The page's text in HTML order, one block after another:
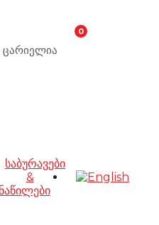
0
საბურავები
&
ნაწილები